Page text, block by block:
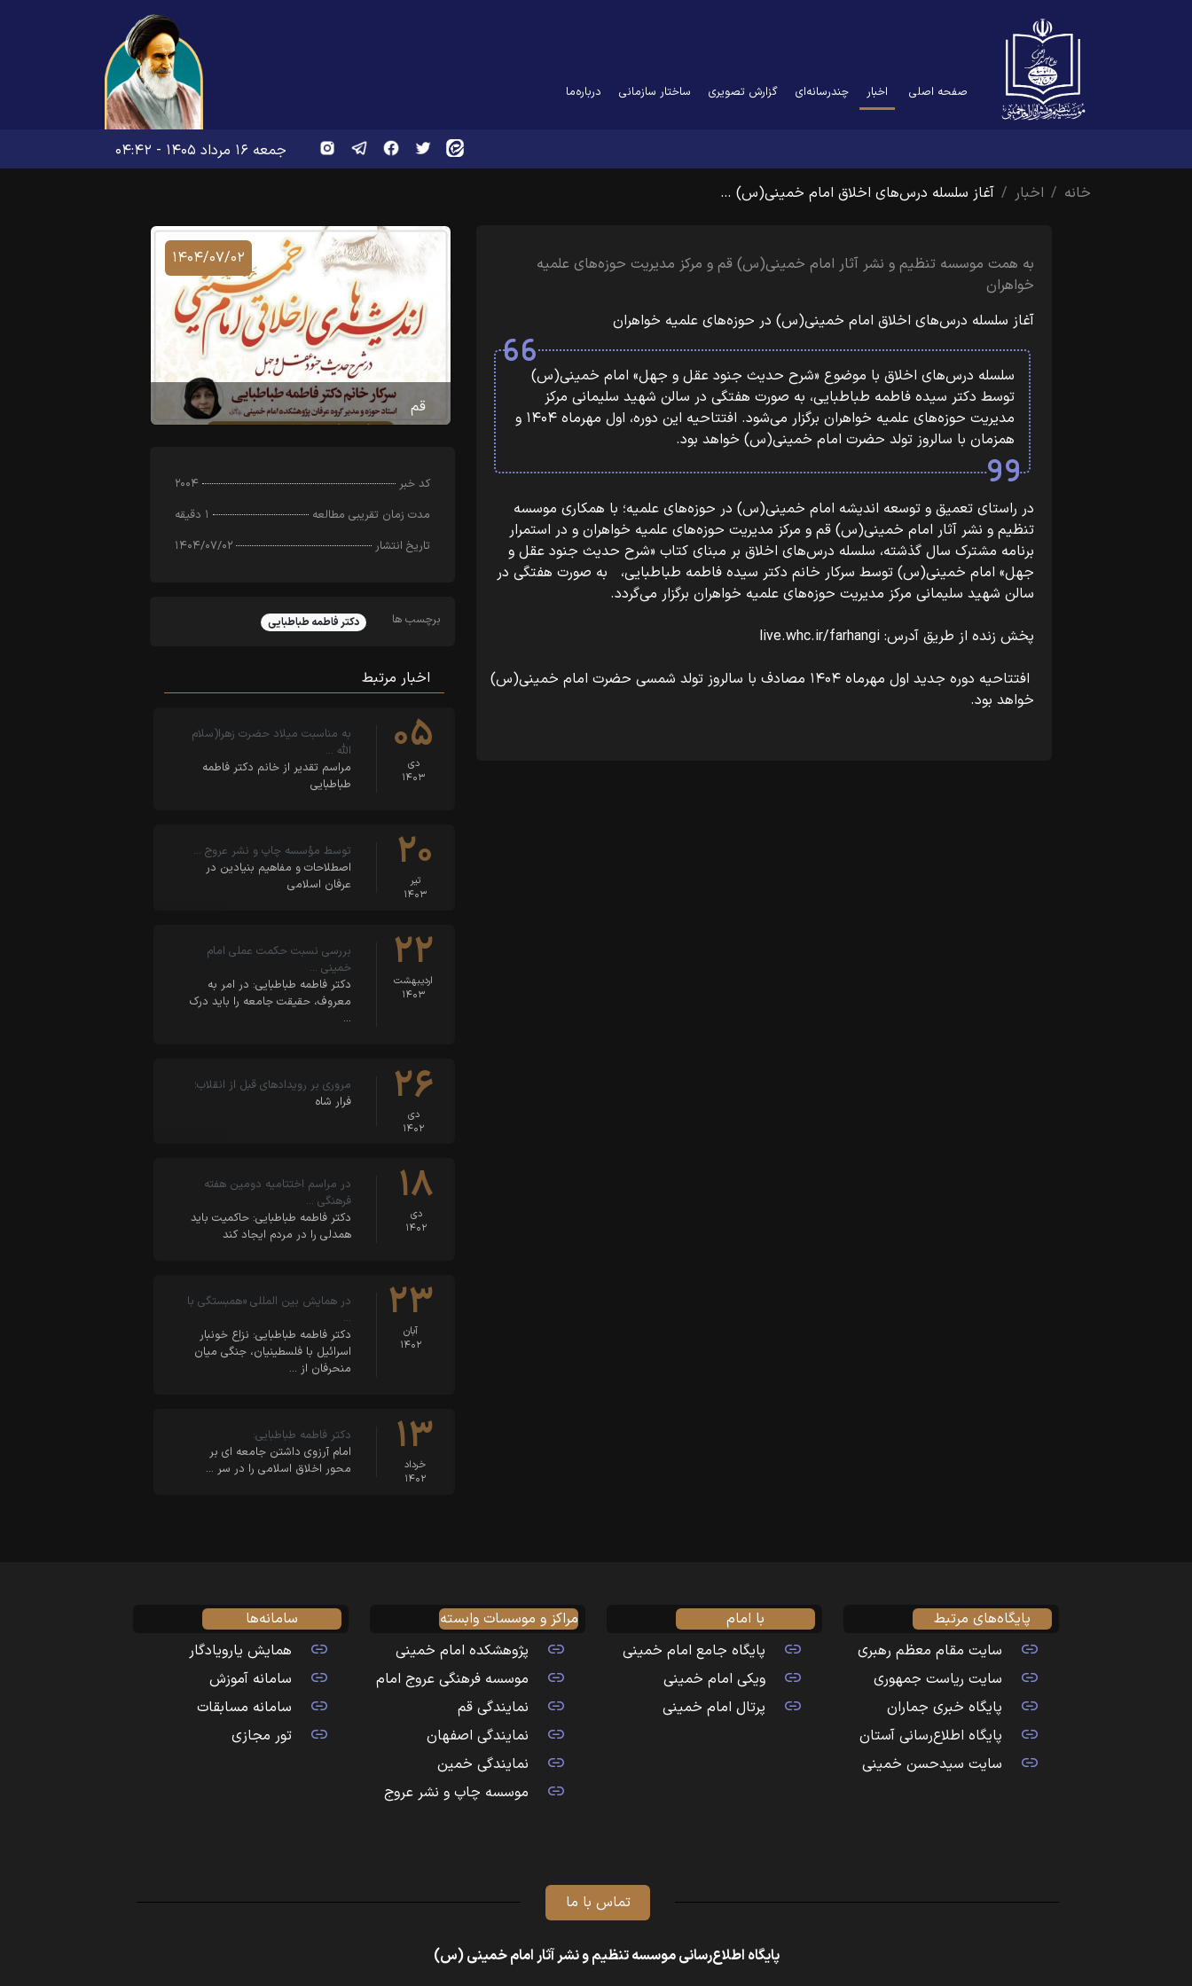
صفحه اصلی اخبار چندرسانه‌ای گزارش تصویری ساختار سازمانی درباره‌ما
جمعه ۱۶ مرداد ۱۴۰۵ - ۰۴:۴۲
خانه
اخبار آغاز سلسله درس‌های اخلاق امام خمینی(س) …
به همت موسسه تنظیم و نشر آثار امام خمینی(س) قم و مرکز مدیریت حوزه‌های علمیه
خواهران
آغاز سلسله درس‌های اخلاق امام خمینی(س) در حوزه‌های علمیه خواهران
سلسله درس‌های اخلاق با موضوع «شرح حدیث جنود عقل و جهل» امام خمینی(س)
توسط دکتر سیده فاطمه طباطبایی، به صورت هفتگی در سالن شهید سلیمانی مرکز
مدیریت حوزه‌های علمیه خواهران برگزار می‌شود. افتتاحیه این دوره، اول مهرماه ۱۴۰۴ و
همزمان با سالروز تولد حضرت امام خمینی(س) خواهد بود.
در راستای تعمیق و توسعه اندیشه امام خمینی(س) در حوزه‌های علمیه؛ با همکاری موسسه
تنظیم و نشر آثار امام خمینی(س) قم و مرکز مدیریت حوزه‌های علمیه خواهران و در استمرار
برنامه مشترک سال گذشته، سلسله درس‌های اخلاق بر مبنای کتاب «شرح حدیث جنود عقل و
جهل» امام خمینی(س) توسط سرکار خانم دکتر سیده فاطمه طباطبایی، به صورت هفتگی در
سالن شهید سلیمانی مرکز مدیریت حوزه‌های علمیه خواهران برگزار می‌گردد.
پخش زنده از طریق آدرس: live.whc.ir/farhangi
افتتاحیه دوره جدید اول مهرماه ۱۴۰۴ مصادف با سالروز تولد شمسی حضرت امام خمینی(س)
خواهد بود.
۱۴۰۴/۰۷/۰۲
قم
کد خبر
۲۰۰۴
مدت زمان تقریبی مطالعه
۱ دقیقه
تاریخ انتشار
۱۴۰۴/۰۷/۰۲
برچسب ها دکتر فاطمه طباطبایی
اخبار مرتبط
۰۵
دی
۱۴۰۳
به مناسبت میلاد حضرت زهرا(سلام
الله …
مراسم تقدیر از خانم دکتر فاطمه
طباطبایی
۲۰
تیر
۱۴۰۳
توسط مؤسسه چاپ و نشر عروج …
اصطلاحات و مفاهیم بنیادین در
عرفان اسلامی
۲۲
اردیبهشت
۱۴۰۳
بررسی نسبت حکمت عملی امام
خمینی …
دکتر فاطمه طباطبایی: در امر به
معروف، حقیقت جامعه را باید درک
…
۲۶
دی
۱۴۰۲
مروری بر رویدادهای قبل از انقلاب؛
فرار شاه
۱۸
دی
۱۴۰۲
در مراسم اختتامیه دومین هفته
فرهنگی …
دکتر فاطمه طباطبایی: حاکمیت باید
همدلی را در مردم ایجاد کند
۲۳
آبان
۱۴۰۲
در همایش بین المللی «همبستگی با
…
دکتر فاطمه طباطبایی: نزاع خونبار
اسرائیل با فلسطینیان، جنگی میان
منحرفان از …
۱۳
خرداد
۱۴۰۲
دکتر فاطمه طباطبایی:
امام آرزوی داشتن جامعه ای بر
محور اخلاق اسلامی را در سر …
پایگاه‌های مرتبط
سایت مقام معظم رهبری
سایت ریاست جمهوری
پایگاه خبری جماران
پایگاه اطلاع‌رسانی آستان
سایت سیدحسن خمینی
با امام
پایگاه جامع امام خمینی
ویکی امام خمینی
پرتال امام خمینی
مراکز و موسسات وابسته
پژوهشکده امام خمینی
موسسه فرهنگی عروج امام
نمایندگی قم
نمایندگی اصفهان
نمایندگی خمین
موسسه چاپ و نشر عروج
سامانه‌ها
همایش یارویادگار
سامانه آموزش
سامانه مسابقات
تور مجازی
تماس با ما
پایگاه اطلاع‌رسانی موسسه تنظیم و نشر آثار امام خمینی (س)